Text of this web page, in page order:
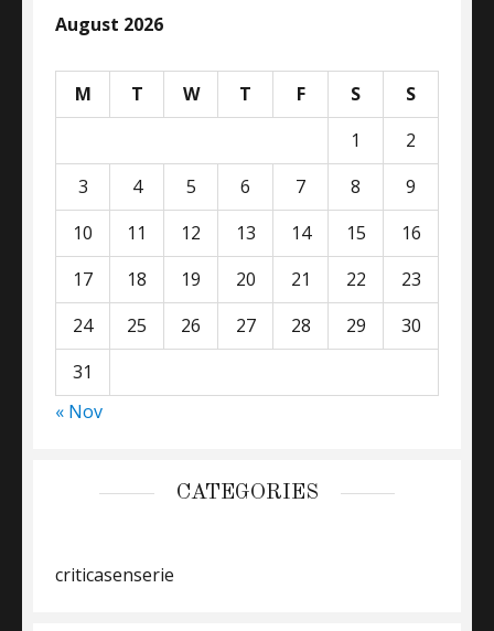
August 2026
M T W T F S
S
1
2
3
4 5 6 7 8
9
10
11 12 13 14 15
16
17
18 19 20 21 22
23
24
25 26 27 28 29
30
31
« Nov
CATEGORIES
criticasenserie